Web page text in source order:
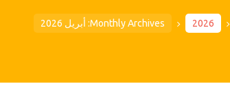
2026 Monthly Archives: أبريل 2026